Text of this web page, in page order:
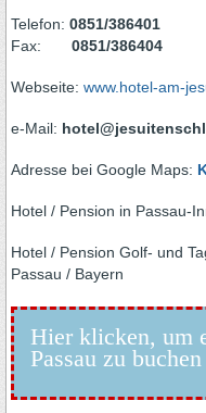
Telefon: 0851/386401
Fax: 0851/386404
Webseite: www.hotel-am-
e-Mail:
Adresse bei Google Maps:
Hotel / Pension in Passau-
Hotel / Pension Golf- und
Passau / Bayern
Hier klicken, um
Passau zu buchen